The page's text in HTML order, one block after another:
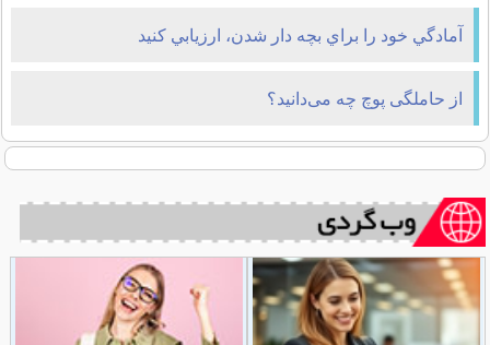
آمادگي خود را براي بچه دار شدن، ارزيابي كنيد
از حاملگی پوچ چه می‌دانید؟